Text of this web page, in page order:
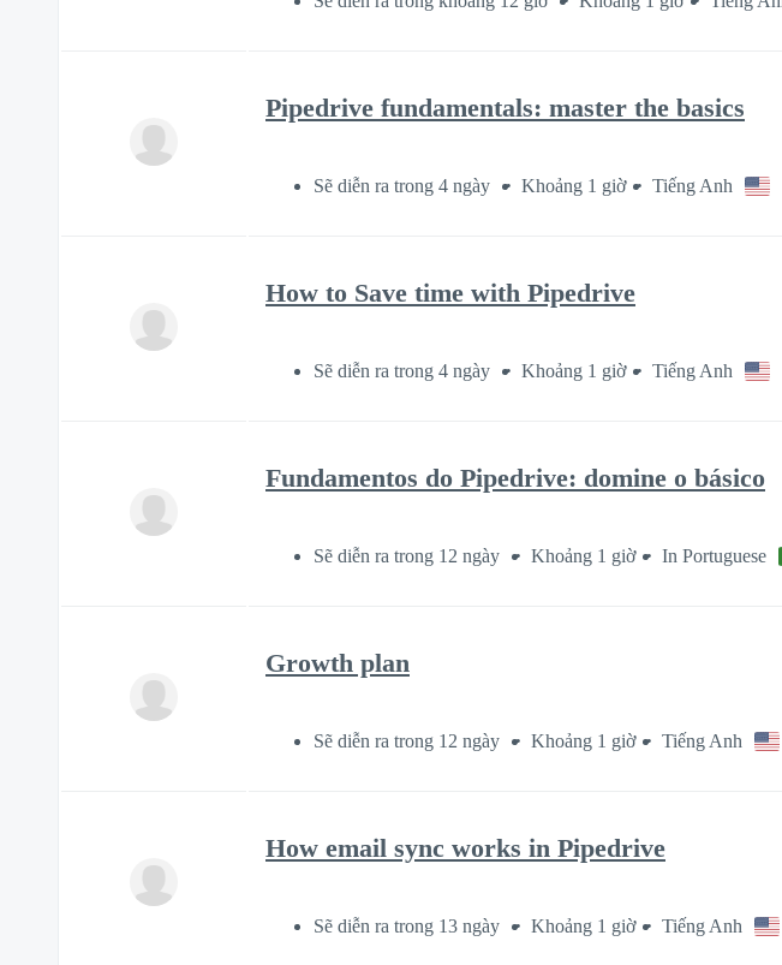
Pipedrive fundamentals: master the basics
Sẽ diễn ra trong 4 ngày Khoảng 1 giờ Tiếng Anh
How to Save time with Pipedrive
Sẽ diễn ra trong 4 ngày Khoảng 1 giờ Tiếng Anh
Fundamentos do Pipedrive: domine o básico
Sẽ diễn ra trong 12 ngày Khoảng 1 giờ In Portuguese
Growth plan
Sẽ diễn ra trong 12 ngày Khoảng 1 giờ Tiếng Anh
How email sync works in Pipedrive
Sẽ diễn ra trong 13 ngày Khoảng 1 giờ Tiếng Anh